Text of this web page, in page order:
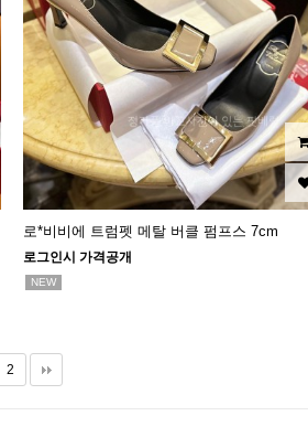
로*비비에 트럼펫 메탈 버클 펌프스 7cm
로그인시 가격공개
NEW
2